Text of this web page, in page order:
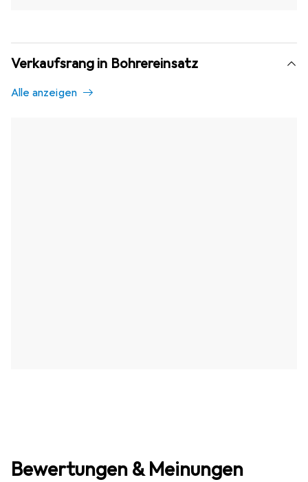
Verkaufsrang in Bohrereinsatz
Alle anzeigen
Bewertungen & Meinungen